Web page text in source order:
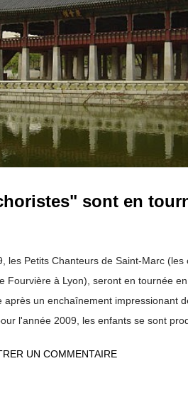
sont en
les Petits Chanteurs de Saint-Marc
Fourvière à Lyon), seront en tournée
après un enchaînement impressionant
l'année 2009, les enfants se sont
/ Grand Prix d'Amérique ou encore
UN COMMENTAIRE